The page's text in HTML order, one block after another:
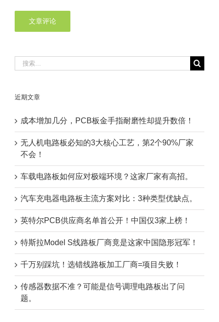
索：
近期文章
成本增加几分，PCB板金手指耐磨性却提升数倍！
无人机电路板必知的3大核心工艺，第2个90%厂家
不会！
车载电路板如何应对极端环境？这家厂家有高招。
汽车充电器电路板主流方案对比：3种类型优缺点。
英特尔PCB供应商名单首公开！中国仅3家上榜！
特斯拉Model S线路板厂商竟是这家中国隐形冠军！
千万别踩坑！选错线路板加工厂商=项目失败！
传感器数据不准？可能是信号调理电路板出了问
题。